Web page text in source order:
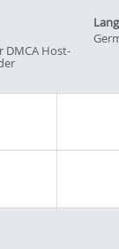
DMCA Host-